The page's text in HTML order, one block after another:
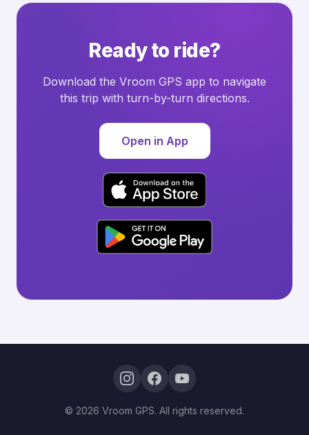
Ready to ride?
Download the Vroom GPS app to navigate
this trip with turn-by-turn directions.
Open in App
© 2026 Vroom GPS. All rights reserved.